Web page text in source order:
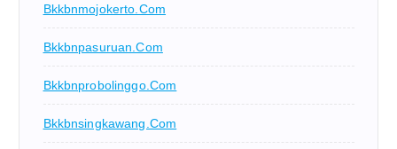
Bkkbnmojokerto.com
Bkkbnpasuruan.com
Bkkbnprobolinggo.com
Bkkbnsingkawang.com